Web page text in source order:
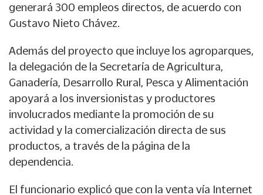
generará 300 empleos directos, de acuerdo con
Gustavo Nieto Chávez.
Además del proyecto que incluye los agroparques,
la delegación de la Secretaría de Agricultura,
Ganadería, Desarrollo Rural, Pesca y Alimentación
apoyará a los inversionistas y productores
involucrados mediante la promoción de su
actividad y la comercialización directa de sus
productos, a través de la página de la
dependencia.
El funcionario explicó que con la venta vía Internet